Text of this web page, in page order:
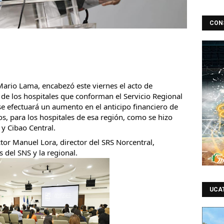
Lama, encabezó este viernes el acto de
los hospitales que conforman el Servicio Regional
efectuará un aumento en el anticipo financiero de
para los hospitales de esa región, como se hizo
Cibao Central.
Manuel Lora, director del SRS Norcentral,
SNS y la regional.